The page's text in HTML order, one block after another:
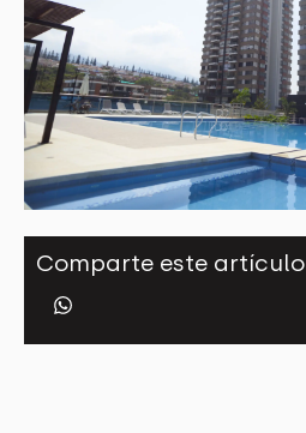
Comparte este artículo